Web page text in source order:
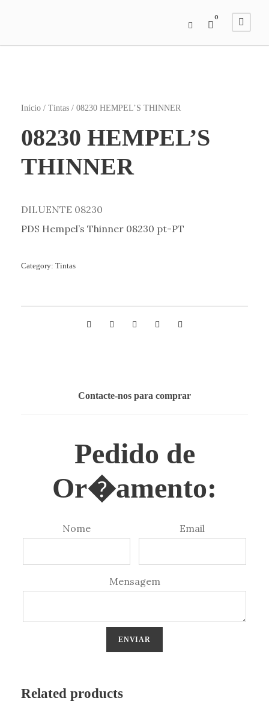
0
Início / Tintas / 08230 HEMPEL’S THINNER
08230 HEMPEL’S
THINNER
DILUENTE 08230
PDS Hempel’s Thinner 08230 pt-PT
Category: Tintas
Contacte-nos para comprar
Pedido de
Or�amento:
Nome Email
Mensagem
Related products